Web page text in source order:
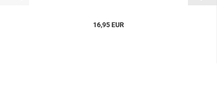
16,95 EUR